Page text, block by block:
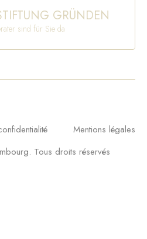
GRÜNDEN
sind für Sie da
Mentions légales
Tous droits réservés